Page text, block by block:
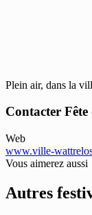
Plein air, dans la
Contacter
Web
www.ville-
Vous aimerez aussi
Autres